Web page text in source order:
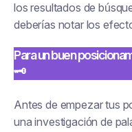
los resultados de
deberías notar los
Para un buen
🗝
Antes de empezar tus
una investigación de